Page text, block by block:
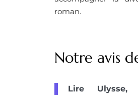
roman.
Notre avis
Lire Ulysse,